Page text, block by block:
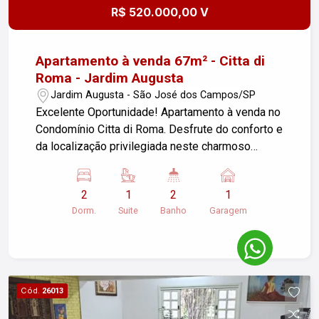
R$ 520.000,00 V
Apartamento à venda 67m² - Citta di
Roma - Jardim Augusta
Jardim Augusta - São José dos Campos/SP
Excelente Oportunidade! Apartamento à venda no
Condomínio Citta di Roma. Desfrute do conforto e
da localização privilegiada neste charmoso
com 02 dormitórios, sendo uma suíte, ambos
com armários planejados de alta qualidade.
Possui um banheiro social, uma sala ampla com
sacada para momentos de lazer e descanso, e
uma cozinha totalmente planejada, integrada à
área de serviço. Inclui 01 vaga de garagem. O
condomínio oferece uma área de lazer completa
para toda a família, com 3 piscinas, 2
2
Dorm.
1
Suite
2
Banho
1
Garagem
Cód. 26013